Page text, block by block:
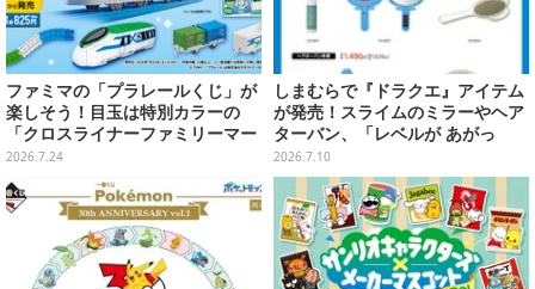
ファミマの「プラレールくじ」が
楽しそう！目玉は特別カラーの
「クロスライナーファミリーマー
ト号」、その他ライナップも注目
2026.7.24
しまむらで『ドラクエ』アイテム
が発売！スライムのミラーやヘア
ターバン、「レベルが あがっ
た！」アクセサリーなど
2026.7.10